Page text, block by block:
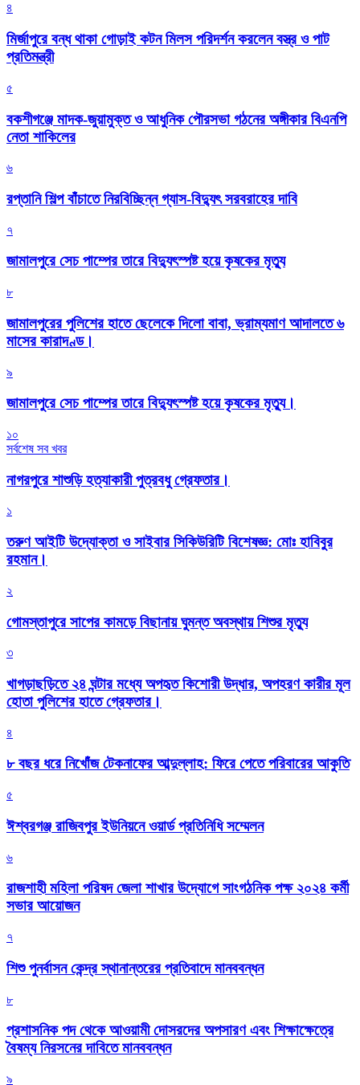
৪
মির্জাপুরে বন্ধ থাকা গোড়াই কটন মিলস পরিদর্শন করলেন বস্ত্র ও পাট
প্রতিমন্ত্রী
৫
বকশীগঞ্জে মাদক-জুয়ামুক্ত ও আধুনিক পৌরসভা গঠনের অঙ্গীকার বিএনপি
নেতা শাকিলের
৬
রপ্তানি শিল্প বাঁচাতে নিরবিচ্ছিন্ন গ্যাস-বিদ্যুৎ সরবরাহের দাবি
৭
জামালপুরে সেচ পাম্পের তারে বিদ্যুৎস্পষ্ট হয়ে কৃষকের মৃত্যু
৮
জামালপুরের পুলিশের হাতে ছেলেকে দিলো বাবা, ভ্রাম্যমাণ আদালতে ৬
মাসের কারাদণ্ড।
৯
জামালপুরে সেচ পাম্পের তারে বিদ্যুৎস্পষ্ট হয়ে কৃষকের মৃত্যু।
১০
সর্বশেষ সব খবর
নাগরপুরে শাশুড়ি হত্যাকারী পুত্রবধু গ্রেফতার।
১
তরুণ আইটি উদ্যোক্তা ও সাইবার সিকিউরিটি বিশেষজ্ঞ: মোঃ হাবিবুর
রহমান।
২
গোমস্তাপুরে সাপের কামড়ে বিছানায় ঘুমন্ত অবস্থায় শিশুর মৃত্যু
৩
খাগড়াছড়িতে ২৪ ঘন্টার মধ্যে অপহৃত কিশোরী উদ্ধার, অপহরণ কারীর মূল
হোতা পুলিশের হাতে গ্রেফতার।
৪
৮ বছর ধরে নিখোঁজ টেকনাফের আব্দুল্লাহ: ফিরে পেতে পরিবারের আকুতি
৫
ঈশ্বরগঞ্জ রাজিবপুর ইউনিয়নে ওয়ার্ড প্রতিনিধি সম্মেলন
৬
রাজশাহী মহিলা পরিষদ জেলা শাখার উদ্যোগে সাংগঠনিক পক্ষ ২০২৪ কর্মী
সভার আয়োজন
৭
শিশু পুনর্বাসন কেন্দ্র স্থানান্তরের প্রতিবাদে মানববন্ধন
৮
প্রশাসনিক পদ থেকে আওয়ামী দোসরদের অপসারণ এবং শিক্ষাক্ষেত্রে
বৈষম্য নিরসনের দাবিতে মানববন্ধন
৯